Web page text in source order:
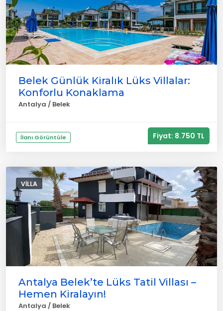
Belek Günlük Kiralık Lüks Villalar:
Konforlu Konaklama
Antalya / Belek
İlanı Görüntüle Fiyat: 8.750 TL
VILLA
Antalya Belek’te Lüks Tatil Villası –
Hemen Kiralayın!
Antalya / Belek